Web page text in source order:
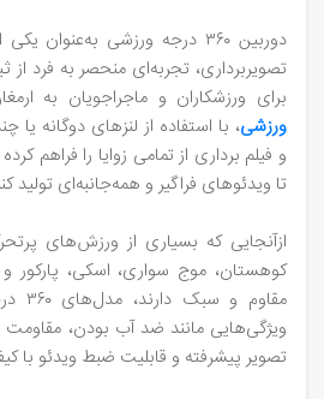
دوربین‌ ۳۶۰ درجه ورزشی به‌عنوان
تصویربرداری، تجربه‌ای منحصر به‌ فرد
برای ورزشکاران و ماجراجویان به
ورزشی، با استفاده از لنزهای دوگانه یا
و فیلم‌ برداری از تمامی زوایا را فراهم
تا ویدئوهای فراگیر و همه‌جانبه‌ای تولید
ازآنجایی‌ که بسیاری از ورزش‌های
کوهستان، موج‌ سواری، اسکی، پارکور و
ویژگی‌هایی مانند ضد آب بودن، مقاومت
تصویر پیشرفته و قابلیت ضبط ویدئو با